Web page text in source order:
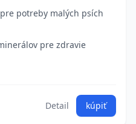
potreby malých psích
pre zdravie
Detail kúpiť